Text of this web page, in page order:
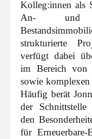
Kolleg:innen als
An- und
strukturierte
verfügt dabei
im Bereich von
sowie
Häufig berät
der
den
für Erneuerbare-